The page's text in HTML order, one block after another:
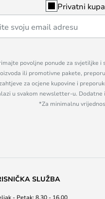
Privatni
povoljne ponude za svjetiljke
ili promotivne pakete,
za ocjene kupovine i
u svakom newsletter-u.
*Za minimalnu
SLUŽBA
- Petak: 8.30 - 16.00